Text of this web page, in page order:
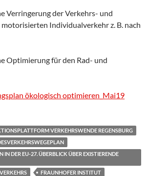
Verringerung der Verkehrs- und
Individualverkehr z. B. nach
Optimierung für den Rad- und
ökologisch optimieren_Mai19
VERKEHRSWENDE REGENSBURG
IN DER EU-27. ÜBERBLICK ÜBER EXISTIERENDE
FRAUNHOFER INSTITUT